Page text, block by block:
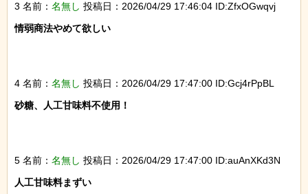
3 名前： 名無し 投稿日：2026/04/29 17:46:04 ID:ZfxOGwqvj
情弱商法やめて欲しい
4 名前： 名無し 投稿日：2026/04/29 17:47:00 ID:Gcj4rPpBL
砂糖、人工甘味料不使用！
5 名前： 名無し 投稿日：2026/04/29 17:47:00 ID:auAnXKd3N
人工甘味料まずい